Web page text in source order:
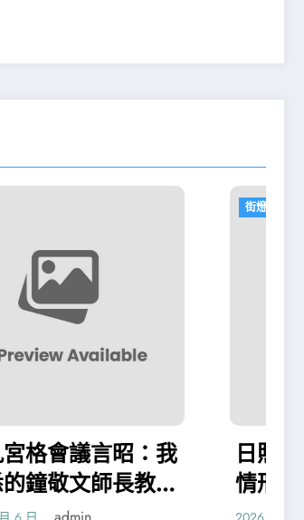
日照市傳遞疫情防控最新
情形！150森和診所健檢
萬只日用口罩將平價、限